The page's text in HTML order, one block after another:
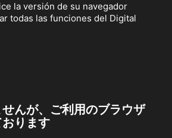
la versión de su navegador
todas las funciones del Digital
んが、ご利用のブラウザ
ります